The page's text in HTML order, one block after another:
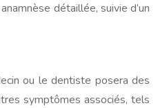
détaillée, suivie d’un
ou le dentiste posera des
symptômes associés, tels